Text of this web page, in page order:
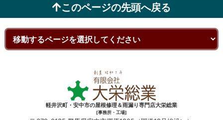
このページの先頭へ戻る
軽井沢町・安中市の屋根修理＆雨漏り専門店大栄総業
[事務所・工場]